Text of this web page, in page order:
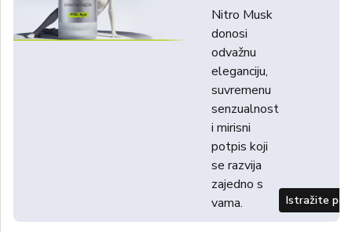
Nitro Musk
donosi
odvažnu
eleganciju,
suvremenu
senzualnost
i mirisni
potpis koji
se razvija
zajedno s
vama.
Istražite